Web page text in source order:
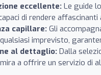
eccellente:Le guide
di rendere
capillare:Gli
imprevisto,
al dettaglio: Dalla
a offrire un servizio di